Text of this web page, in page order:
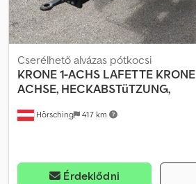
Hörsching 417 km
Cserélhető alvázas pótkocsi
KRONE1-ACHS LAFETTE KRONE
ACHSE, HECKABSTüTZUNG,
Érdeklődni